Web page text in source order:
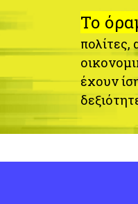
Το
πολίτες,
έχουν